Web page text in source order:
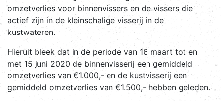
omzetverlies voor binnenvissers en de vissers die
actief zijn in de kleinschalige visserij in de
kustwateren.
Hieruit bleek dat in de periode van 16 maart tot en
met 15 juni 2020 de binnenvisserij een gemiddeld
omzetverlies van €1.000,- en de kustvisserij een
gemiddeld omzetverlies van €1.500,- hebben geleden.